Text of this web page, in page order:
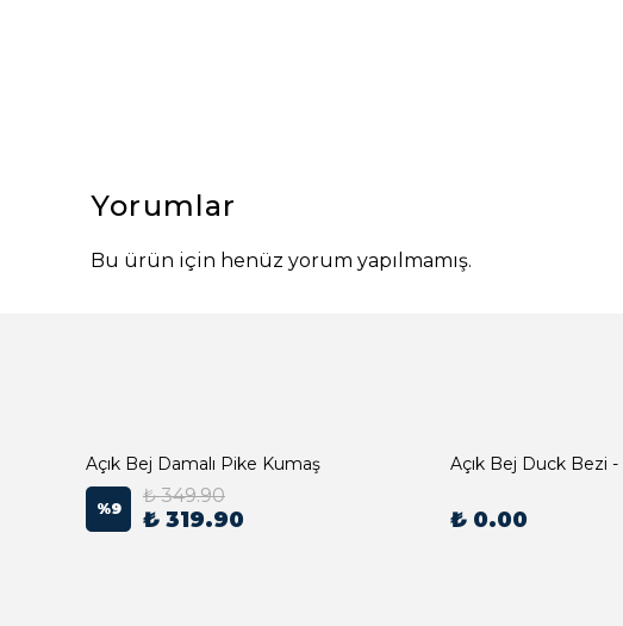
Yorumlar
Bu ürün için henüz yorum yapılmamış.
Açık Bej Damalı Pike Kumaş
%9
₺ 349.90
₺ 319.90 ₺ 0.00